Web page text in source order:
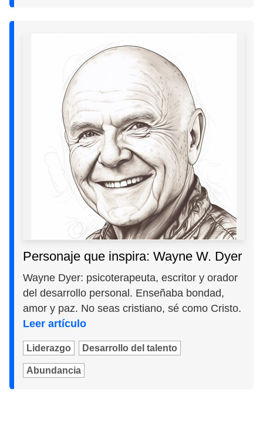
Personaje que inspira: Wayne W. Dyer
Wayne Dyer: psicoterapeuta, escritor y orador
del desarrollo personal. Enseñaba bondad,
amor y paz. No seas cristiano, sé como Cristo.
Leer artículo
Liderazgo Desarrollo del talento
Abundancia